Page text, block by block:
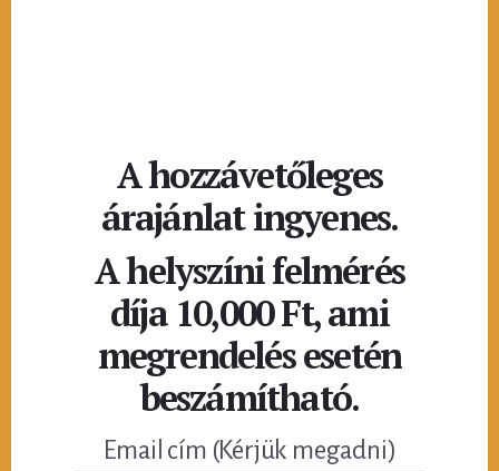
A hozzávetőleges
árajánlat ingyenes.
A helyszíni felmérés
díja 10,000 Ft, ami
megrendelés esetén
beszámítható.
Email cím (Kérjük megadni)